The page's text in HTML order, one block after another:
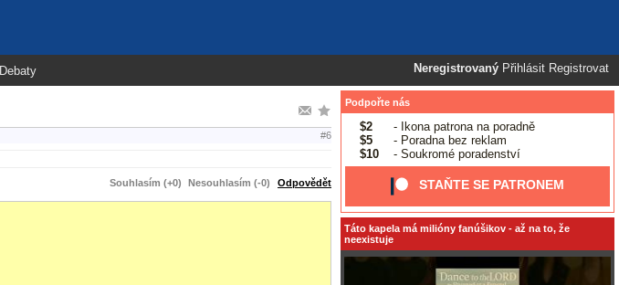
Neregistrovaný Přihlásit Registrovat
Debaty
#6
Souhlasím (+0) Nesouhlasím (-0) Odpovědět
Podpořte nás
$2
- Ikona patrona na poradně
$5
- Poradna bez reklam
$10
- Soukromé poradenství
STAŇTE SE PATRONEM
Táto kapela má milióny fanúšikov - až na to, že
neexistuje